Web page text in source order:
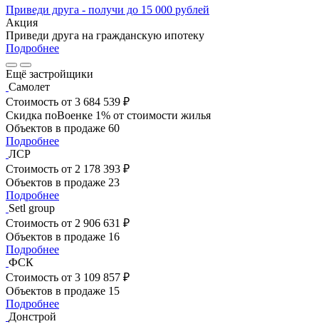
Приведи друга - получи до 15 000 рублей
Акция
Приведи друга на гражданскую ипотеку
Подробнее
Ещё застройщики
Самолет
Стоимость от 3 684 539 ₽
Скидка поВоенке 1% от стоимости жилья
Объектов в продаже 60
Подробнее
ЛСР
Стоимость от 2 178 393 ₽
Объектов в продаже 23
Подробнее
Setl group
Стоимость от 2 906 631 ₽
Объектов в продаже 16
Подробнее
ФСК
Стоимость от 3 109 857 ₽
Объектов в продаже 15
Подробнее
Донстрой